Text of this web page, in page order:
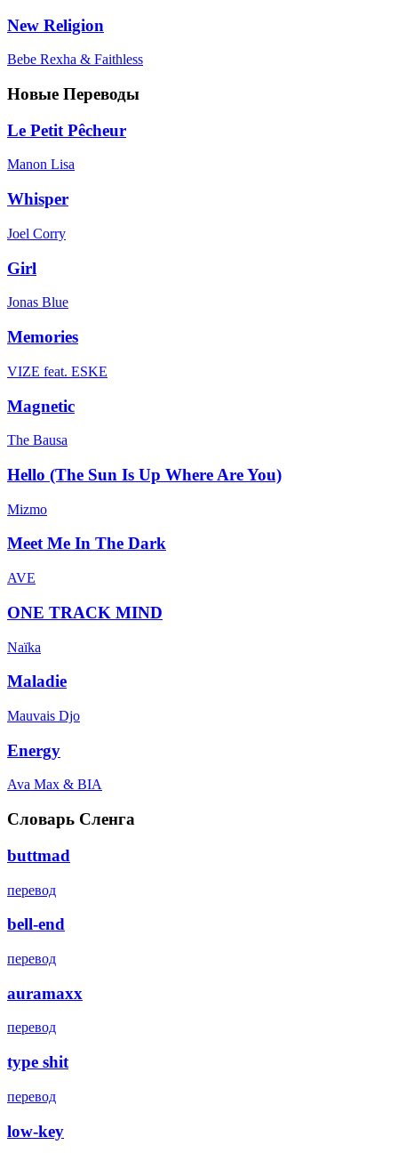
New Religion
Bebe Rexha & Faithless
Новые Переводы
Le Petit Pêcheur
Manon Lisa
Whisper
Joel Corry
Girl
Jonas Blue
Memories
VIZE feat. ESKE
Magnetic
The Bausa
Hello (The Sun Is Up Where Are You)
Mizmo
Meet Me In The Dark
AVE
ONE TRACK MIND
Naïka
Maladie
Mauvais Djo
Energy
Ava Max & BIA
Словарь Сленга
buttmad
перевод
bell-end
перевод
auramaxx
перевод
type shit
перевод
low-key